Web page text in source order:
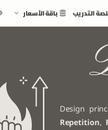
التدريب باقة الأسعار
Design
Repetition,